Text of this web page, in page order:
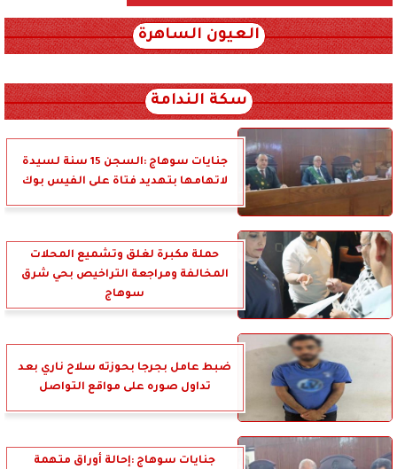
العيون الساهرة
سكة الندامة
جنايات سوهاج :السجن 15 سنة لسيدة
لاتهامها بتهديد فتاة على الفيس بوك
حملة مكبرة لغلق وتشميع المحلات
المخالفة ومراجعة التراخيص بحي شرق
سوهاج
ضبط عامل بجرجا بحوزته سلاح ناري بعد
تداول صوره على مواقع التواصل
جنايات سوهاج :إحالة أوراق متهمة